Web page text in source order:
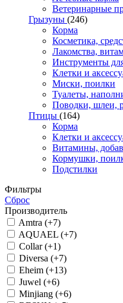
Ветеринарные
Грызуны (246)
Корма
Косметика,
Лакомства,
Инструменты
Клетки и
Миски, поилки
Туалеты,
Поводки, шлеи,
Птицы (164)
Корма
Клетки и
Витамины,
Кормушки,
Подстилки
Фильтры
Сброс
Производитель
Amtra (+7)
AQUAEL (+7)
Collar (+1)
Diversa (+7)
Eheim (+13)
Juwel (+6)
Minjiang (+6)